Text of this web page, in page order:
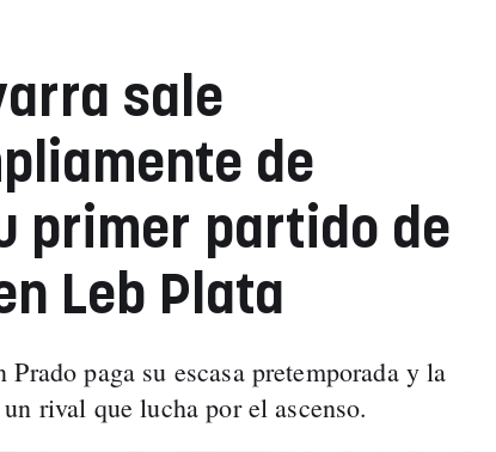
sale
de
primer partido de
Leb Plata
paga su escasa pretemporada y la
rival que lucha por el ascenso.